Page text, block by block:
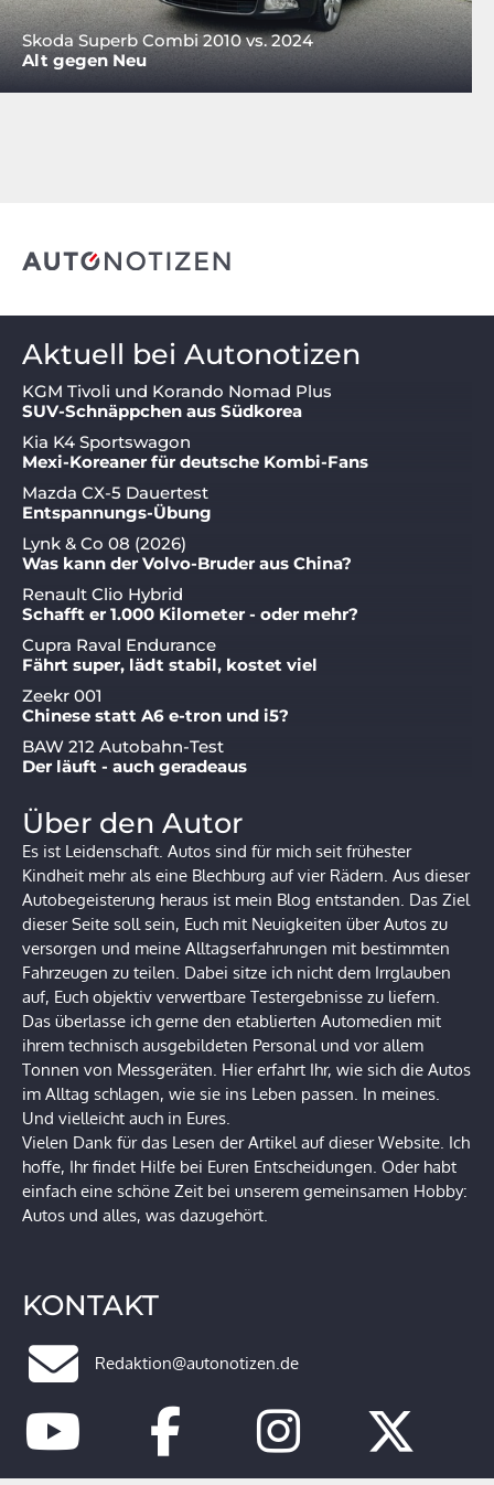
Skoda Superb Combi 2010 vs. 2024
Alt gegen Neu
Aktuell bei Autonotizen
KGM Tivoli und Korando Nomad Plus
SUV-Schnäppchen aus Südkorea
Kia K4 Sportswagon
Mexi-Koreaner für deutsche Kombi-Fans
Mazda CX-5 Dauertest
Entspannungs-Übung
Lynk & Co 08 (2026)
Was kann der Volvo-Bruder aus China?
Renault Clio Hybrid
Schafft er 1.000 Kilometer - oder mehr?
Cupra Raval Endurance
Fährt super, lädt stabil, kostet viel
Zeekr 001
Chinese statt A6 e-tron und i5?
BAW 212 Autobahn-Test
Der läuft - auch geradeaus
Über den Autor
Es ist Leidenschaft. Autos sind für mich seit frühester
Kindheit mehr als eine Blechburg auf vier Rädern. Aus dieser
Autobegeisterung heraus ist mein Blog entstanden. Das Ziel
dieser Seite soll sein, Euch mit Neuigkeiten über Autos zu
versorgen und meine Alltagserfahrungen mit bestimmten
Fahrzeugen zu teilen. Dabei sitze ich nicht dem Irrglauben
auf, Euch objektiv verwertbare Testergebnisse zu liefern.
Das überlasse ich gerne den etablierten Automedien mit
ihrem technisch ausgebildeten Personal und vor allem
Tonnen von Messgeräten. Hier erfahrt Ihr, wie sich die Autos
im Alltag schlagen, wie sie ins Leben passen. In meines.
Und vielleicht auch in Eures.
Vielen Dank für das Lesen der Artikel auf dieser Website. Ich
hoffe, Ihr findet Hilfe bei Euren Entscheidungen. Oder habt
einfach eine schöne Zeit bei unserem gemeinsamen Hobby:
Autos und alles, was dazugehört.
KONTAKT
Redaktion@autonotizen.de